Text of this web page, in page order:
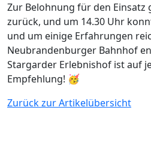
Zur Belohnung für den Einsatz
zurück, und um 14.30 Uhr
und um einige Erfahrungen
Neubrandenburger Bahnhof
Stargarder Erlebnishof ist auf
Empfehlung! 🥳
Zurück zur Artikelübersicht